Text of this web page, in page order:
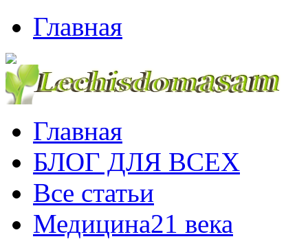
Главная
Главная
БЛОГ ДЛЯ ВСЕХ
Все статьи
Медицина21 века